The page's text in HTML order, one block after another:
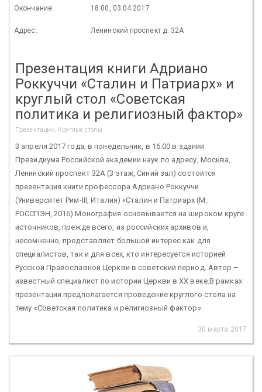
Окончание: 18:00, 03.04.2017
Адрес: Ленинский проспект д. 32А
Презентация книги Адриано
Роккуччи «Сталин и Патриарх» и
круглый стол «Советская
политика и религиозный фактор»
Презентации, Круглые столы
3 апреля 2017 года, в понедельник, в 16.00 в здании
Президиума Российской академии наук по адресу, Москва,
Ленинский проспект 32А (3 этаж, Синий зал) состоится
презентация книги профессора Адриано Роккуччи
(Университет Рим-III, Италия) «Сталин и Патриарх (М.:
РОССПЭН, 2016).Монография основывается на широком круге
источников, прежде всего, из российских архивов и,
несомненно, представляет большой интерес как для
специалистов, так и для всех, кто интересуется историей
Русской Православной Церкви в советский период. Автор –
известный специалист по истории Церкви в ХХ веке.В рамках
презентации предполагается проведение круглого стола на
тему «Советская политика и религиозный фактор».
30 марта 2017